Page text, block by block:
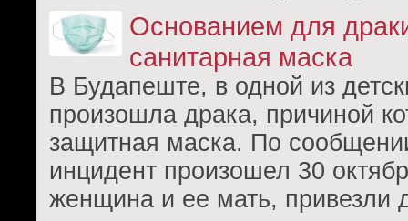
Основанием для
санитарная маска
В Будапеште, в одной из
произошла драка, причиной
защитная маска. По
инцидент произошел 30
женщина и ее мать, привезли